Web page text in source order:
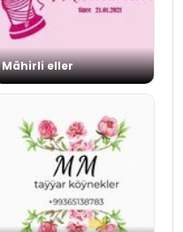
Mähirli eller